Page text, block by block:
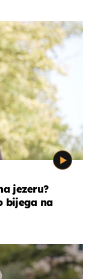
jezeru?
bijega na